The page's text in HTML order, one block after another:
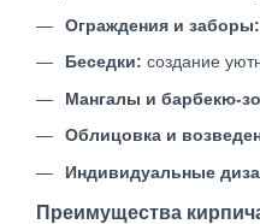
Ограждения и заборы:
Беседки: создание
Мангалы и барбекю-
Облицовка и
Индивидуальные
Преимущества